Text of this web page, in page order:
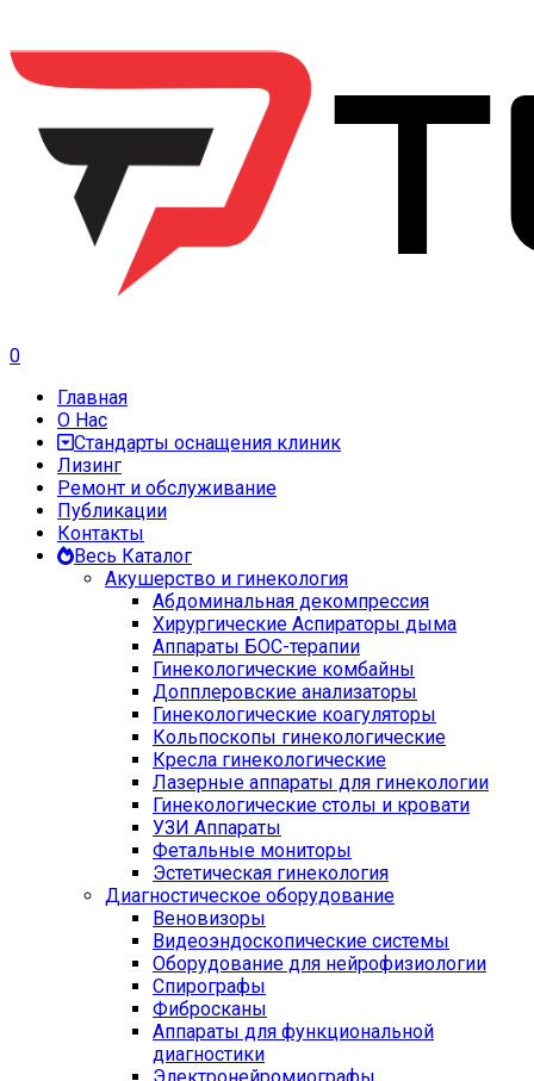
0
Главная
О Нас
Стандарты оснащения клиник
Лизинг
Ремонт и обслуживание
Публикации
Контакты
Весь Каталог
Акушерство и гинекология
Абдоминальная декомпрессия
Хирургические Аспираторы дыма
Аппараты БОС-терапии
Гинекологические комбайны
Допплеровские анализаторы
Гинекологические коагуляторы
Кольпоскопы гинекологические
Кресла гинекологические
Лазерные аппараты для гинекологии
Гинекологические столы и кровати
УЗИ Аппараты
Фетальные мониторы
Эстетическая гинекология
Диагностическое оборудование
Веновизоры
Видеоэндоскопические системы
Оборудование для нейрофизиологии
Спирографы
Фибросканы
Аппараты для функциональной
диагностики